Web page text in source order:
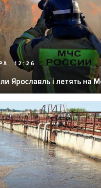
12:26
Ярославль і летять на